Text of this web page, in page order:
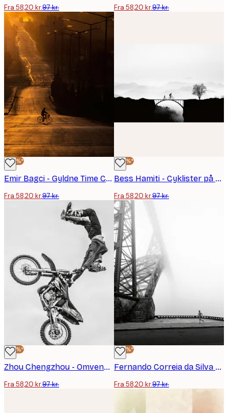
Fra 58,20 kr.97 kr. Fra 58,20 kr.97 kr.
-40%*
Emir Bagci - Gyldne Time Cyklist Plakat
Fra 58,20 kr.97 kr.
-40%*
Bess Hamiti - Cyklister på en Tåget Bro Plakat
Fra 58,20 kr.97 kr.
-40%*
Zhou Chengzhou - Omvendt Motocross Plakat
Fra 58,20 kr.97 kr.
-40%*
Fernando Correia da Silva - Solitary Bridge Run Plakat
Fra 58,20 kr.97 kr.